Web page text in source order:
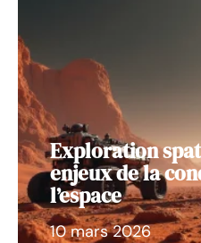
Exploration
enjeux de la
l’espace
10 mars 2026